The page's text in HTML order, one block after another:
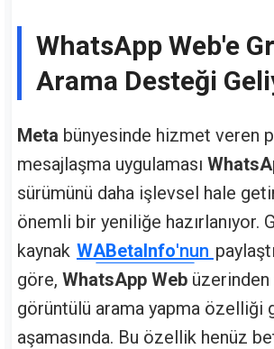
WhatsApp Web'e
Arama Desteği
Meta bünyesinde hizmet veren
mesajlaşma uygulaması
sürümünü daha işlevsel hale
önemli bir yeniliğe hazırlanıyor.
kaynak WABetaInfo'nun
göre, WhatsApp Web
görüntülü arama yapma özelliği
aşamasında. Bu özellik henüz